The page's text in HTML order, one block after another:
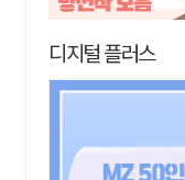
디지털 플러스